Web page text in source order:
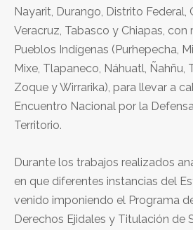
Nayarit, Durango, Distrito Federal,
Veracruz, Tabasco y Chiapas, con
Pueblos Indígenas (Purhepecha,
Mixe, Tlapaneco, Náhuatl, Ñahñu,
Zoque y Wirrarika), para llevar a
Encuentro Nacional por la
Territorio.
Durante los trabajos realizados
en que diferentes instancias del
venido imponiendo el Programa
Derechos Ejidales y Titulación de